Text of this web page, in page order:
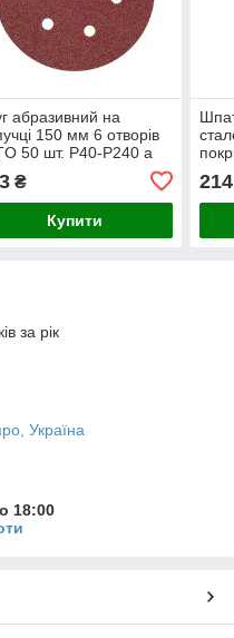
абразивний на
150 мм 6 отворів
50 шт. Р40-Р240 а
₴
Купити
214
за рік
Україна
18:00